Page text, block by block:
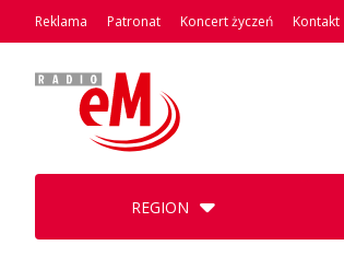
Reklama Patronat Koncert życzeń Kontakt
REGION